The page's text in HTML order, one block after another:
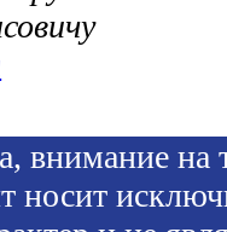
внимание на
носит